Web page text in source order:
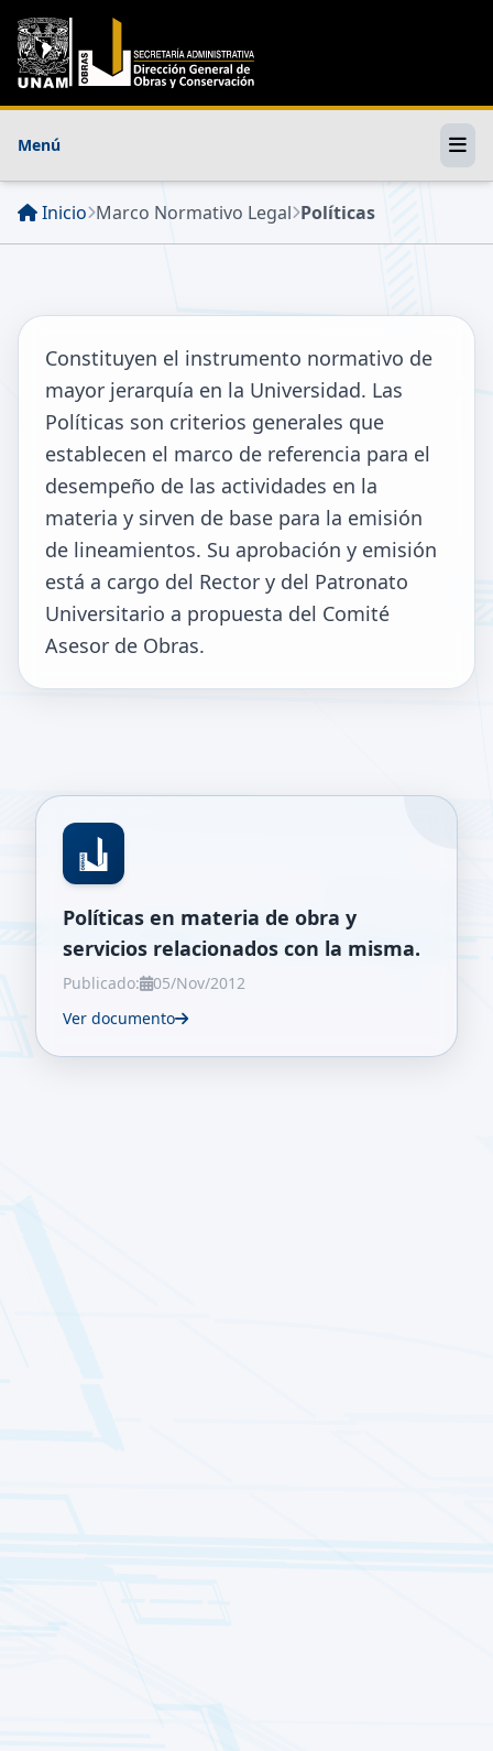
Menú
Inicio Marco Normativo Legal Políticas
Constituyen el instrumento normativo de
mayor jerarquía en la Universidad. Las
Políticas son criterios generales que
establecen el marco de referencia para el
desempeño de las actividades en la
materia y sirven de base para la emisión
de lineamientos. Su aprobación y emisión
está a cargo del Rector y del Patronato
Universitario a propuesta del Comité
Asesor de Obras.
Políticas en materia de obra y
servicios relacionados con la misma.
Publicado:
05/Nov/2012
Ver documento